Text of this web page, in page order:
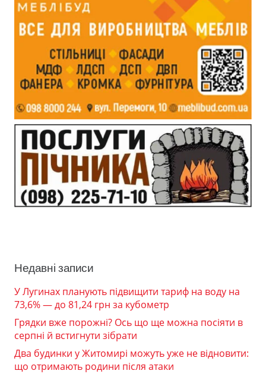
Недавні записи
У Лугинах планують підвищити тариф на воду на
73,6% — до 81,24 грн за кубометр
Грядки вже порожні? Ось що ще можна посіяти в
серпні й встигнути зібрати
Два будинки у Житомирі можуть уже не відновити:
що отримають родини після атаки